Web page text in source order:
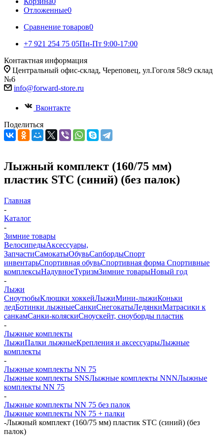
Отложенные0
Сравнение товаров0
+7 921 254 75 05Пн-Пт 9:00-17:00
Контактная информация
Центральный офис-склад, Череповец, ул.Гоголя 58с9 склад
№6
info@forward-store.ru
Вконтакте
Поделиться
Лыжный комплект (160/75 мм)
пластик STC (синий) (без палок)
Главная
-
Каталог
-
Зимние товары
ВелосипедыАксессуары,
ЗапчастиСамокатыОбувьСапбордыСпорт
инвентарьСпортивная обувьСпортивная форма Спортивные
комплексыНадувноеТуризмЗимние товарыНовый год
-
Лыжи
СноутюбыКлюшки хоккейЛыжиМини-лыжиКоньки
ледБотинки лыжныеСанкиСнегокатыЛедянкиМатрасики к
санкамСанки-коляскиСноускейт, сноуборды пластик
-
Лыжные комплекты
ЛыжиПалки лыжныеКрепления и аксессуарыЛыжные
комплекты
-
Лыжные комплекты NN 75
Лыжные комплекты SNSЛыжные комплекты NNNЛыжные
комплекты NN 75
-
Лыжные комплекты NN 75 без палок
Лыжные комплекты NN 75 + палки
-Лыжный комплект (160/75 мм) пластик STC (синий) (без
палок)